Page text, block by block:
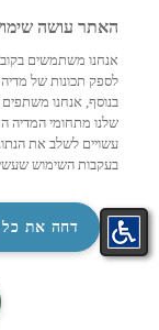
האתר עושה
לספק תכונות של
בנוסף, אנחנו
שלנו מתחומי המדיה
עשויים לשלב את
בעקבות השימוש
‏דחה את כל